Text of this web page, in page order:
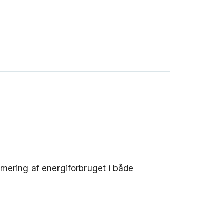
af energiforbruget i både